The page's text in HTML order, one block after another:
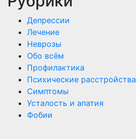
Депрессии
Лечение
Неврозы
Обо всём
Профилактика
Психические расстройства
Симптомы
Усталость и апатия
Фобии